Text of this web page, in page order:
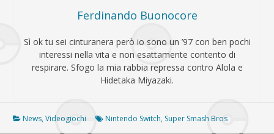
Ferdinando Buonocore
Sì ok tu sei cinturanera però io sono un ’97 con ben pochi
interessi nella vita e non esattamente contento di
respirare. Sfogo la mia rabbia repressa contro Alola e
Hidetaka Miyazaki.
News,Videogiochi Nintendo Switch, Super Smash Bros